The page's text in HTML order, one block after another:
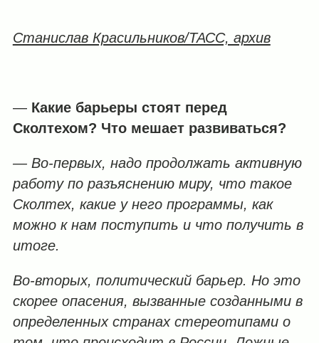
Станислав Красильников/ТАСС, архив
—Какие барьеры стоят перед
Сколтехом? Что мешает развиваться?
— Во-первых, надо продолжать активную
работу по разъяснению миру, что такое
Сколтех, какие у него программы, как
можно к нам поступить и что получить в
итоге.
Во-вторых, политический барьер. Но это
скорее опасения, вызванные созданными в
определенных странах стереотипами о